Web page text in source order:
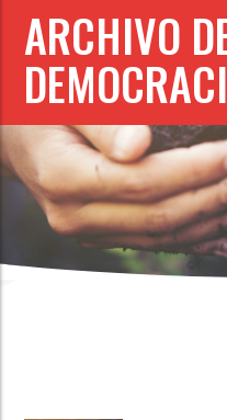
ARCHIVO